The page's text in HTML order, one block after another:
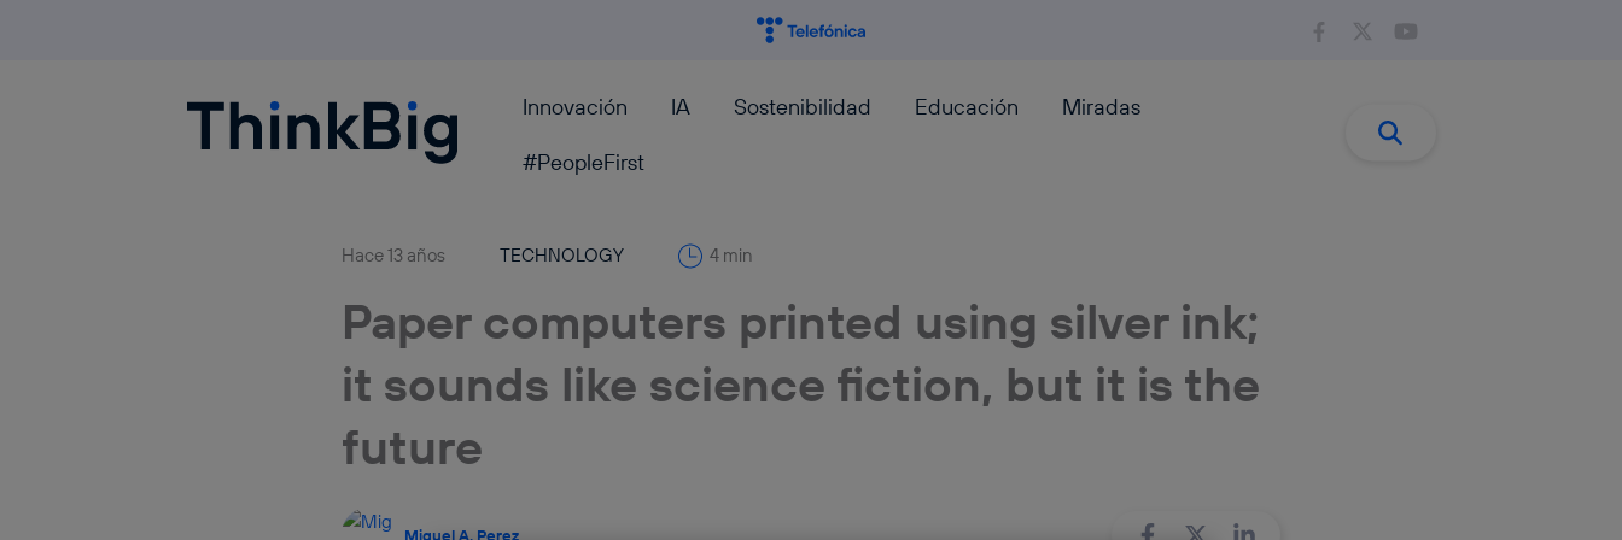
Blogthinkbig.com Innovación IA Sostenibilidad Educación
Miradas
#PeopleFirst
Buscar
Hace 13 años TECHNOLOGY 4 min
Paper computers printed using silver ink;
it sounds like science fiction, but it is the
future
Miguel A. Perez